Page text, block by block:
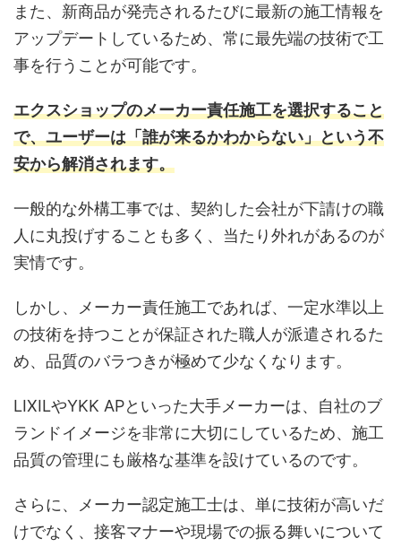
また、新商品が発売されるたびに最新の施工情報を
アップデートしているため、常に最先端の技術で工
事を行うことが可能です。
エクスショップのメーカー責任施工を選択すること
で、ユーザーは「誰が来るかわからない」という不
安から解消されます。
一般的な外構工事では、契約した会社が下請けの職
人に丸投げすることも多く、当たり外れがあるのが
実情です。
しかし、メーカー責任施工であれば、一定水準以上
の技術を持つことが保証された職人が派遣されるた
め、品質のバラつきが極めて少なくなります。
LIXILやYKK APといった大手メーカーは、自社のブ
ランドイメージを非常に大切にしているため、施工
品質の管理にも厳格な基準を設けているのです。
さらに、メーカー認定施工士は、単に技術が高いだ
けでなく、接客マナーや現場での振る舞いについて